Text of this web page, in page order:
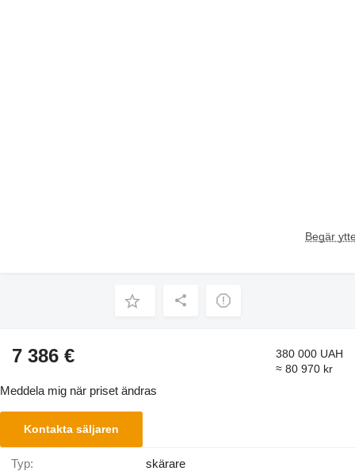
Begär
7 386 €
380 000 UAH
≈ 80 970 kr
Meddela mig när priset ändras
Kontakta säljaren
Typ: skärare